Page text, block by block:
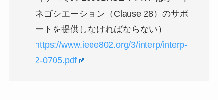
ネゴシエーション（Clause 28）のサポ
ートを提供しなければならない）
https://www.ieee802.org/3/interp/interp-
2-0705.pdf